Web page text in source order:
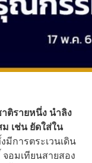
ติรายหนึ่ง นำลิง
เช่น ยัดใส่ใน
มีการตระเวนเดิน
อมเทียนสายสอง